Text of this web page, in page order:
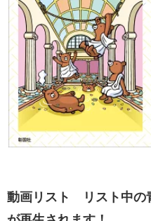
動画リスト リスト中の